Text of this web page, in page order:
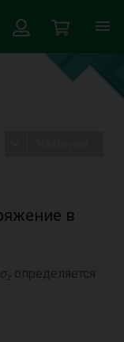
в
σz определяется